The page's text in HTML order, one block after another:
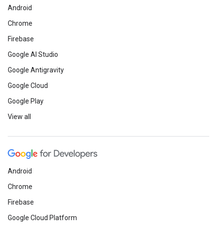
Android
Chrome
Firebase
Google AI Studio
Google Antigravity
Google Cloud
Google Play
View all
Android
Chrome
Firebase
Google Cloud Platform